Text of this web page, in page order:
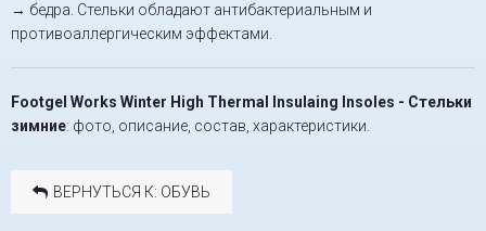
→ бедра. Стельки обладают антибактериальным и
противоаллергическим эффектами.
Footgel Works Winter High Thermal Insulaing Insoles - Стельки
зимние: фото, описание, состав, характеристики.
ВЕРНУТЬСЯ К: ОБУВЬ